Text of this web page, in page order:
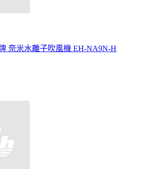
奈米水離子吹風機 EH-NA9N-H